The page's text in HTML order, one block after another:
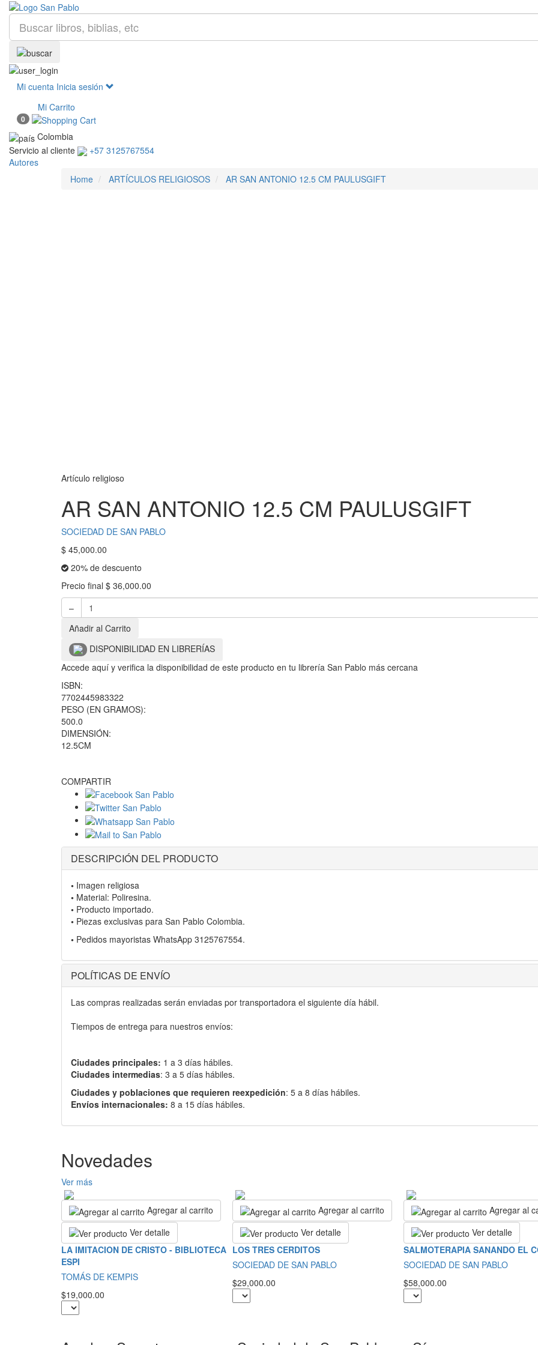
Mi cuenta Inicia sesión
Mi Carrito
0
Colombia
Servicio al cliente
+57 3125767554
Autores
Home
ARTÍCULOS RELIGIOSOS AR SAN ANTONIO 12.5 CM PAULUSGIFT
Artículo religioso
AR SAN ANTONIO 12.5 CM PAULUSGIFT
SOCIEDAD DE SAN PABLO
$ 45,000.00
20% de descuento
Precio final $ 36,000.00
–
Añadir al Carrito
DISPONIBILIDAD EN LIBRERÍAS
Accede aquí y verifica la disponibilidad de este producto en tu librería San Pablo más cercana
ISBN:
7702445983322
PESO (EN GRAMOS):
500.0
DIMENSIÓN:
12.5CM
COMPARTIR
DESCRIPCIÓN DEL PRODUCTO
• Imagen religiosa
• Material: Poliresina.
• Producto importado.
• Piezas exclusivas para San Pablo Colombia.
• Pedidos mayoristas WhatsApp 3125767554.
POLÍTICAS DE ENVÍO
Las compras realizadas serán enviadas por transportadora el siguiente día hábil.
Tiempos de entrega para nuestros envíos:
Ciudades principales: 1 a 3 días hábiles.
Ciudades intermedias: 3 a 5 días hábiles.
Ciudades y poblaciones que requieren reexpedición: 5 a 8 días hábiles.
Envíos internacionales: 8 a 15 días hábiles.
Novedades
Ver más
Agregar al carrito
Ver detalle
LA IMITACION DE CRISTO - BIBLIOTECA
ESPI
TOMÁS DE KEMPIS
$19,000.00
Agregar al carrito
Ver detalle
LOS TRES CERDITOS
SOCIEDAD DE SAN PABLO
$29,000.00
Agregar al
Ver detalle
SALMOTERAPIA SANANDO EL
SOCIEDAD DE SAN PABLO
$58,000.00